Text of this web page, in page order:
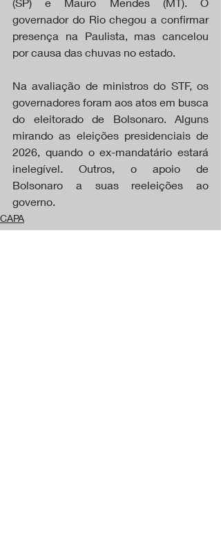
governador do Rio chegou a confirmar
presença na Paulista, mas cancelou
por causa das chuvas no estado.
Na avaliação de ministros do STF, os
governadores foram aos atos em busca
do eleitorado de Bolsonaro. Alguns
mirando as eleições presidenciais de
2026, quando o ex-mandatário estará
inelegível. Outros, o apoio de
Bolsonaro a suas reeleições ao
governo.
CAPA
DESTAQUES